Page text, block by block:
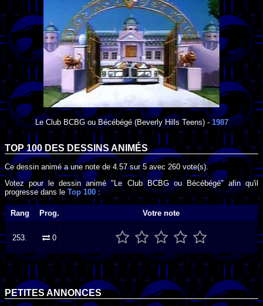
Le Club BCBG ou Bécébégé(Beverly Hills Teens) -1987
TOP 100 DESDESSINS ANIMÉS
Ce dessin animé a une note de 4.57sur5avec 260 vote(s).
Votez pour le dessin animé "Le Club BCBG ou Bécébégé" afin qu'il
progresse dans le Top 100:
Rang Prog. Votre note
253. 0
PETITES ANNONCES